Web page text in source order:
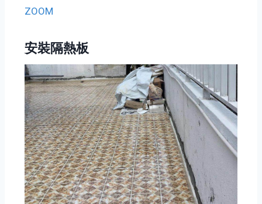
ZOOM
安裝隔熱板